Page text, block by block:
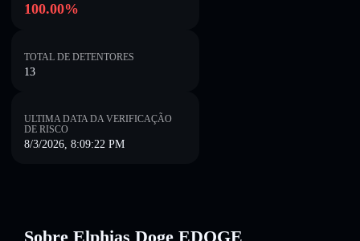
100.00%
TOTAL DE DETENTORES
13
ULTIMA DATA DA VERIFICAÇÃO
DE RISCO
8/3/2026, 8:09:22 PM
Sobre Elphias Doge EDOGE